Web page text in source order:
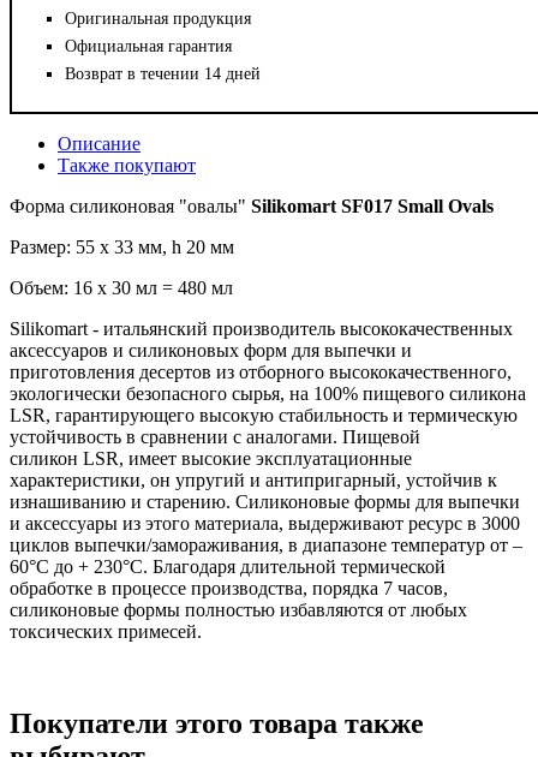
Оригинальная продукция
Официальная гарантия
Возврат в течении 14 дней
Описание
Также покупают
Форма силиконовая "овалы" Silikomart SF017 Small Ovals
Размер: 55 х 33 мм, h 20 мм
Объем: 16 x 30 мл = 480 мл
Silikomart - итальянский производитель высококачественных
аксессуаров и силиконовых форм для выпечки и
приготовления десертов из отборного высококачественного,
экологически безопасного сырья, на 100% пищевого силикона
LSR, гарантирующего высокую стабильность и термическую
устойчивость в сравнении с аналогами. Пищевой
силикон LSR, имеет высокие эксплуатационные
характеристики, он упругий и антипригарный, устойчив к
изнашиванию и старению. Силиконовые формы для выпечки
и аксессуары из этого материала, выдерживают ресурс в 3000
циклов выпечки/замораживания, в диапазоне температур от –
60°C до + 230°C. Благодаря длительной термической
обработке в процессе производства, порядка 7 часов,
силиконовые формы полностью избавляются от любых
токсических примесей.
Покупатели этого товара также